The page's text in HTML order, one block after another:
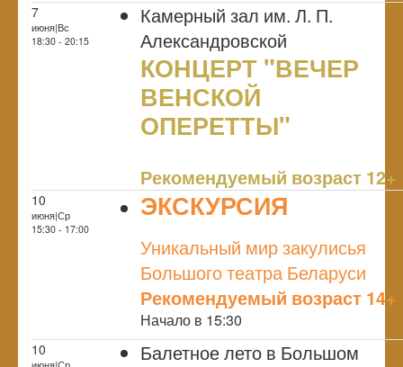
7
июня|Вс
18:30 - 20:15
Камерный зал им. Л. П.
Александровской
КОНЦЕРТ "ВЕЧЕР
ВЕНСКОЙ
ОПЕРЕТТЫ"
Рекомендуемый возраст 12+
10
июня|Ср
15:30 - 17:00
ЭКСКУРСИЯ
Уникальный мир закулисья
Большого театра Беларуси
Рекомендуемый возраст 14+
Начало в 15:30
10 Балетное лето в Большом